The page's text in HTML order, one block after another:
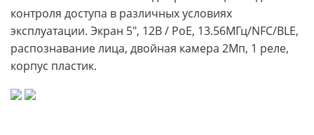
контроля доступа в различных условиях
эксплуатации. Экран 5", 12В / РоЕ, 13.56МГц/NFC/BLE,
распознавание лица, двойная камера 2Мп, 1 реле,
корпус пластик.